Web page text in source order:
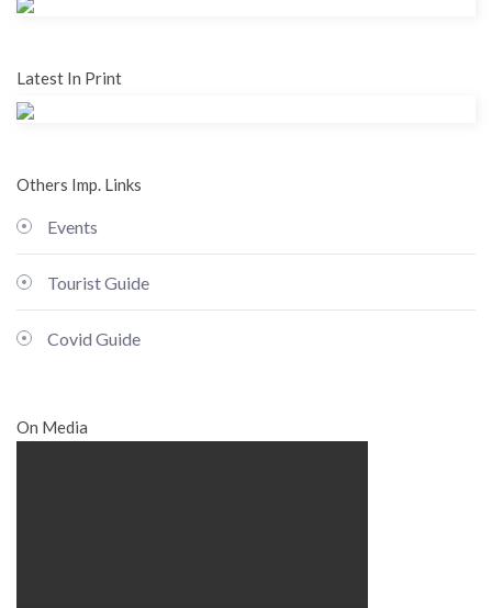
Latest In Print
Others Imp. Links
Events
Tourist Guide
Covid Guide
On Media